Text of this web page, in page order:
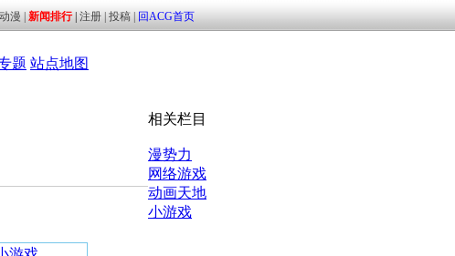
题 站点地图
相关栏目
漫势力
网络游戏
动画天地
小游戏